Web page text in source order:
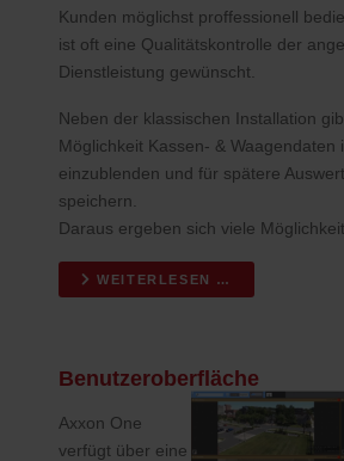
Kunden möglichst proffessionell
ist oft eine Qualitätskontrolle der
Dienstleistung gewünscht.
Neben der klassischen Installation
Möglichkeit Kassen- & Waagendaten
einzublenden und für spätere
speichern.
Daraus ergeben sich viele
WEITERLESEN …
Benutzeroberfläche
Axxon One
verfügt über eine